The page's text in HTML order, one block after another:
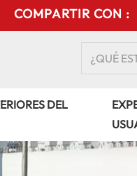
COMPARTIR CON :
DEL